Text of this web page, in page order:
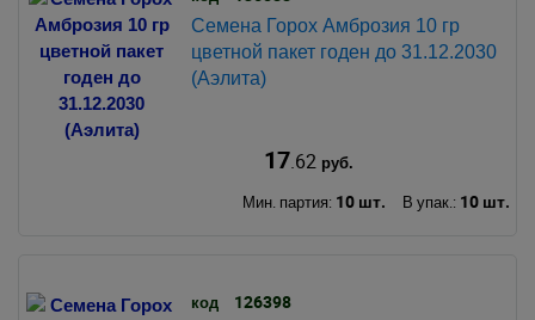
Семена Горох Амброзия 10 гр
цветной пакет годен до 31.12.2030
(Аэлита)
17.62 руб.
Мин. партия: 10 шт. В упак.: 10 шт.
код 126398